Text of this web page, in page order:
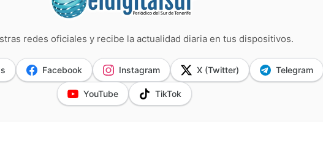
redes oficiales y recibe la actualidad diaria en tus dispositivos.
Facebook Instagram X (Twitter) Telegram
YouTube TikTok